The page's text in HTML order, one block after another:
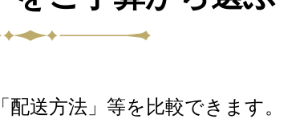
送方法」等を比較できます。